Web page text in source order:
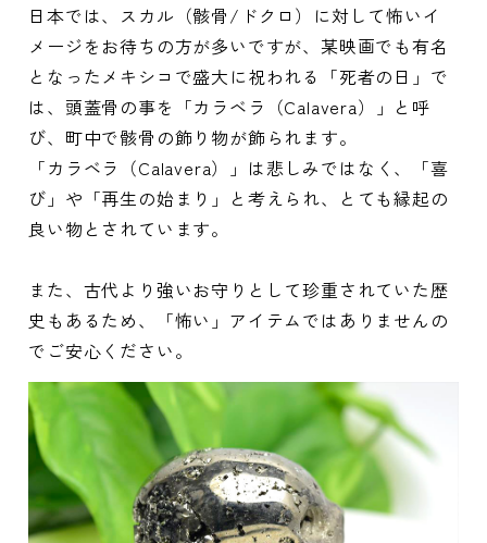
日本では、スカル（骸骨/ドクロ）に対して怖いイ
メージをお待ちの方が多いですが、某映画でも有名
となったメキシコで盛大に祝われる「死者の日」で
は、頭蓋骨の事を「カラベラ（Calavera）」と呼
び、町中で骸骨の飾り物が飾られます。
「カラベラ（Calavera）」は悲しみではなく、「喜
び」や「再生の始まり」と考えられ、とても縁起の
良い物とされています。
また、古代より強いお守りとして珍重されていた歴
史もあるため、「怖い」アイテムではありませんの
でご安心ください。